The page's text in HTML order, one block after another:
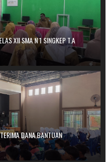
XII SMA N 1 SINGKEP T.A
DANA BANTUAN